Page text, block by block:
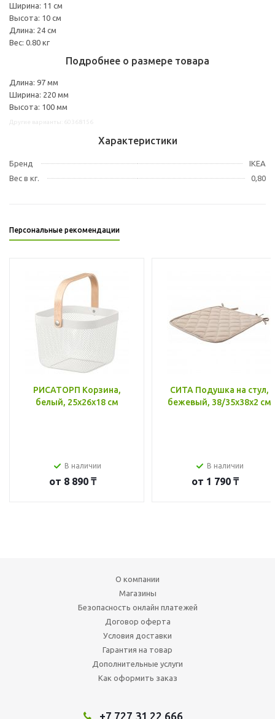
Ширина: 11 см
Высота: 10 см
Длина: 24 см
Вес: 0.80 кг
Подробнее о размере товара
Длина: 97 мм
Ширина: 220 мм
Высота: 100 мм
Характеристики
Бренд
IKEA
Вес в кг.
0,80
Персональные рекомендации
РИСАТОРП Корзина,
белый, 25x26x18 см
В наличии
от 8 890 ₸
СИТА Подушка на стул,
бежевый, 38/35x38x2 см
В наличии
от 1 790 ₸
О компании
Магазины
Безопасность онлайн платежей
Договор оферта
Условия доставки
Гарантия на товар
Дополнительные услуги
Как оформить заказ
+7 727 31 22 666